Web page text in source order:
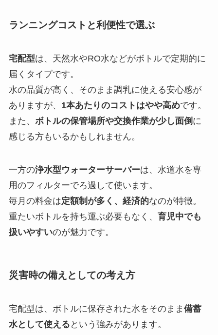
ランニングコストと利便性で選ぶ
宅配型は、天然水やRO水などがボトルで定期的に
届くタイプです。
水の品質が高く、そのまま調乳に使える安心感が
ありますが、 1本あたりのコストはやや高めです。
また、 ボトルの保管場所や交換作業が少し面倒 に
感じる方もいるかもしれません。
一方の浄水型ウォーターサーバーは、水道水を専
用のフィルターでろ過して使います。
毎月の料金は定額制が多く、経済的なのが特徴。
重たいボトルを持ち運ぶ必要もなく、 育児中でも
扱いやすいのが魅力です。
災害時の備えとしての考え方
宅配型は、ボトルに保存された水をそのまま 備蓄
水として使える という強みがあります。